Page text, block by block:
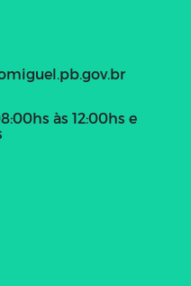
às 12:00hs e